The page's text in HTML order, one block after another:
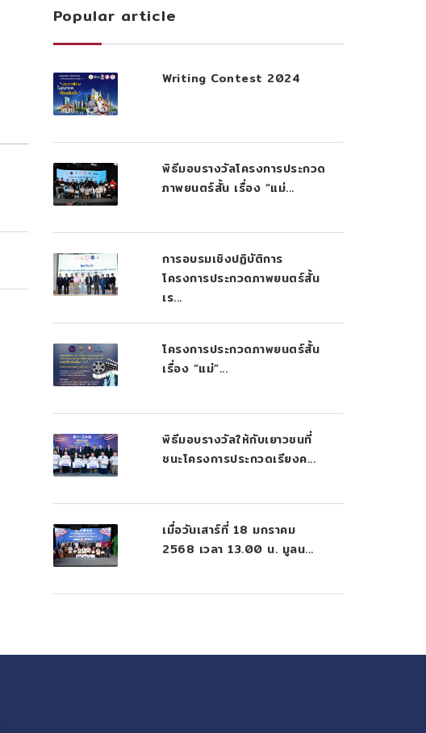
Popular article
Writing Contest 2024
พิธีมอบรางวัลโครงการประกวด
ภาพยนตร์สั้น เรื่อง “แม่...
การอบรมเชิงปฏิบัติการ
โครงการประกวดภาพยนตร์สั้น
เร...
โครงการประกวดภาพยนตร์สั้น
เรื่อง “แม่”...
พิธีมอบรางวัลให้กับเยาวชนที่
ชนะโครงการประกวดเรียงค...
เมื่อวันเสาร์ที่ 18 มกราคม
2568 เวลา 13.00 น. มูลน...